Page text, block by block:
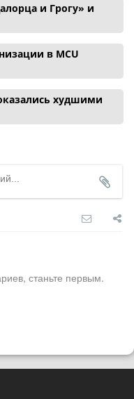
и Грогу» и
в MCU
худшими
станьте первым.